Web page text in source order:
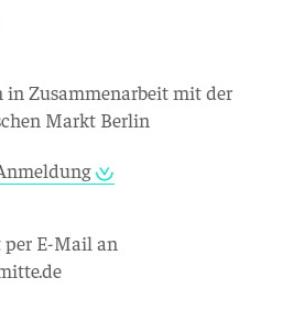
in Zusammenarbeit mit der
Markt Berlin
E-Mail an